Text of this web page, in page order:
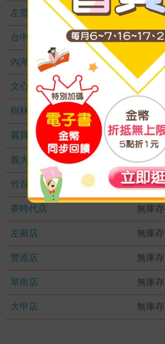
左營店 無庫存
台中秀泰店 無庫存
內湖大潤發 無庫存
文心店 無庫存
樹林店 無庫存
麗寶店 無庫存
義大店 無庫存
竹百店 無庫存
夢時代店 無庫存
左新店 無庫存
豐原店 無庫存
草衙店 無庫存
大甲店 無庫存